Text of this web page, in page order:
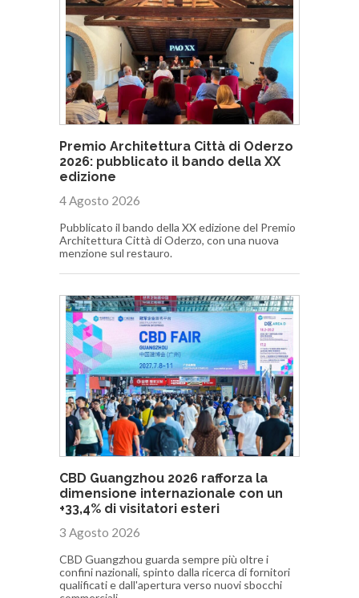
Premio Architettura Città di Oderzo
2026: pubblicato il bando della XX
edizione
4 Agosto 2026
Pubblicato il bando della XX edizione del Premio
Architettura Città di Oderzo, con una nuova
menzione sul restauro.
CBD Guangzhou 2026 rafforza la
dimensione internazionale con un
+33,4% di visitatori esteri
3 Agosto 2026
CBD Guangzhou guarda sempre più oltre i
confini nazionali, spinto dalla ricerca di fornitori
qualificati e dall'apertura verso nuovi sbocchi